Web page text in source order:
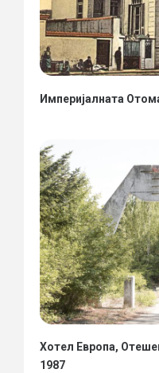
Империјалната
Хотел Европа,
1987